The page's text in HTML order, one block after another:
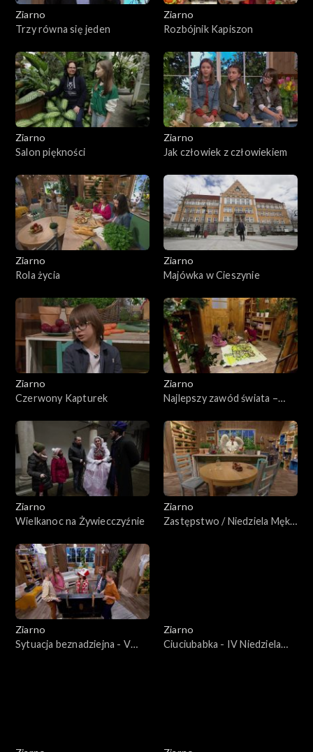
Ziarno
Trzy równa się jeden
Ziarno
Rozbójnik Kapiszon
Ziarno
Salon piękności
Ziarno
Jak człowiek z człowiekiem
Ziarno
Rola życia
Ziarno
Majówka w Cieszynie
Ziarno
Czerwony Kapturek
Ziarno
Najlepszy zawód świata –
Bożego
Ziarno
Wielkanoc na Żywiecczyźnie
Ziarno
Zastępstwo / Niedziela Męki
Ziarno
Sytuacja beznadziejna - V
Ziarno
Ciuciubabka - IV Niedziela